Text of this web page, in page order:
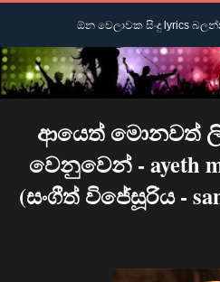
ආයෙත් මොනවත්
වෙනුවෙන් - ayeth
(සංගීත් විජේසූරිය -
ඕන වෙලාවක සිංදු lyrics